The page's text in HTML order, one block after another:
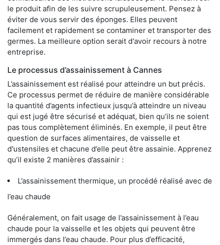
le produit afin de les suivre scrupuleusement. Pensez à
éviter de vous servir des éponges. Elles peuvent
facilement et rapidement se contaminer et transporter des
germes. La meilleure option serait d'avoir recours à notre
entreprise.
Le processus d’assainissement à Cannes
L’assainissement est réalisé pour atteindre un but précis.
Ce processus permet de réduire de manière considérable
la quantité d’agents infectieux jusqu’à atteindre un niveau
qui est jugé être sécurisé et adéquat, bien qu’ils ne soient
pas tous complètement éliminés. En exemple, il peut être
question de surfaces alimentaires, de vaisselle et
d'ustensiles et chacune d’elle peut être assainie. Apprenez
qu’il existe 2 manières d’assainir :
L’assainissement thermique, un procédé réalisé avec de
l’eau chaude
Généralement, on fait usage de l’assainissement à l’eau
chaude pour la vaisselle et les objets qui peuvent être
immergés dans l’eau chaude. Pour plus d’efficacité,